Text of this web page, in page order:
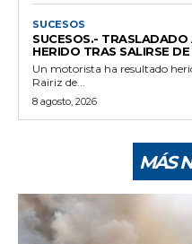
SUCESOS
SUCESOS.-
HERIDO TRAS SALIRSE
Un motorista ha resultado
Rairiz de...
8 agosto, 2026
MÁS